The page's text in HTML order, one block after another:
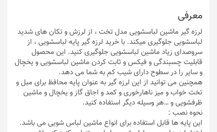
معرفی
لرزه گیر ماشین لباسشویی مدل تخت ، از لرزش و تکان های شدید
لباسشویی جلوگیری میکند. با خرید لرزه گیر پایه لباسشویی ، از
سروصدای زیاد ماشین لباسشویی جلوگیری کنید. این محصول
قابلیت چسبندگی و فیکس و ثابت کردن ماشین لباسشویی و یخچال
و سایر را در سطوح دارای شیب کم به شما می دهد.
همچنین می توانید از این لرزه گیر به عنوان پایه محافظ برای مبل و
تخت خواب و میز ناهارخوری و کمد و اجاق گاز و یخچال و ماشین
ظرفشویی و …هر وسیله دیگر استفاده کنید.
نحوه نصب :
این پایه ها قابل استفاده برای انواع ماشین لباس شویی می باشد.